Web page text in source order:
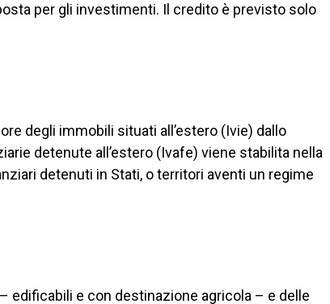
per gli investimenti. Il credito è previsto solo
degli immobili situati all’estero (Ivie) dallo
detenute all’estero (Ivafe) viene stabilita nella
detenuti in Stati, o territori aventi un regime
edificabili e con destinazione agricola – e delle